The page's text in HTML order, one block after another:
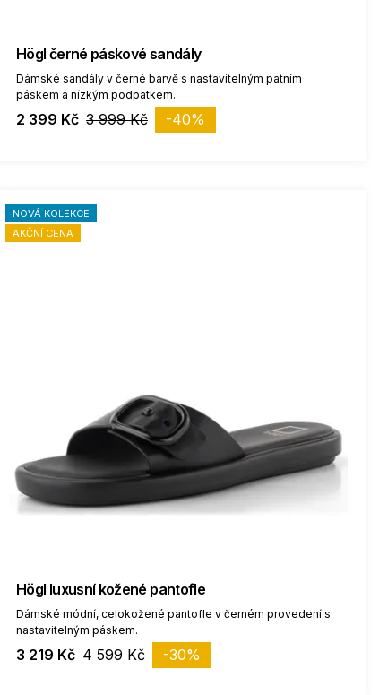
Högl černé páskové sandály
Dámské sandály v černé barvě s nastavitelným patním
páskem a nízkým podpatkem.
2 399 Kč 3 999 Kč -40%
NOVÁ KOLEKCE
AKČNÍ CENA
Högl luxusní kožené pantofle
Dámské módní, celokožené pantofle v černém provedení s
nastavitelným páskem.
3 219 Kč 4 599 Kč -30%